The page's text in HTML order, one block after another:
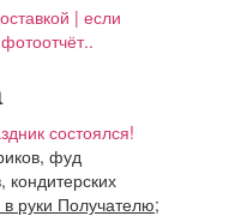
| если
состоялся!
фуд
кондитерских
Получателю;